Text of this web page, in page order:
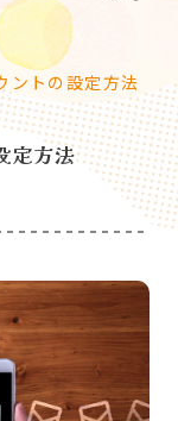
トの設定方法
定方法